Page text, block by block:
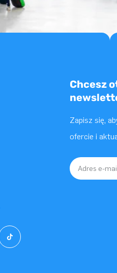
Chcesz
Zapisz się,
ofercie i
Adres e-mail